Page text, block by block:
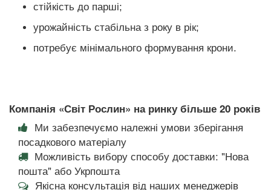
стійкість до парші;
урожайність стабільна з року в рік;
потребує мінімального формування крони.
Компанія «Світ Рослин» на ринку більше 20 років
Ми забезпечуємо належні умови зберігання
посадкового матеріалу
Можливість вибору способу доставки: "Нова
пошта" або Укрпошта
Якісна консультація від наших менеджерів